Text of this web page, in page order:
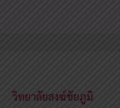
วิทยาลัยสงฆ์ชัยภูมิ